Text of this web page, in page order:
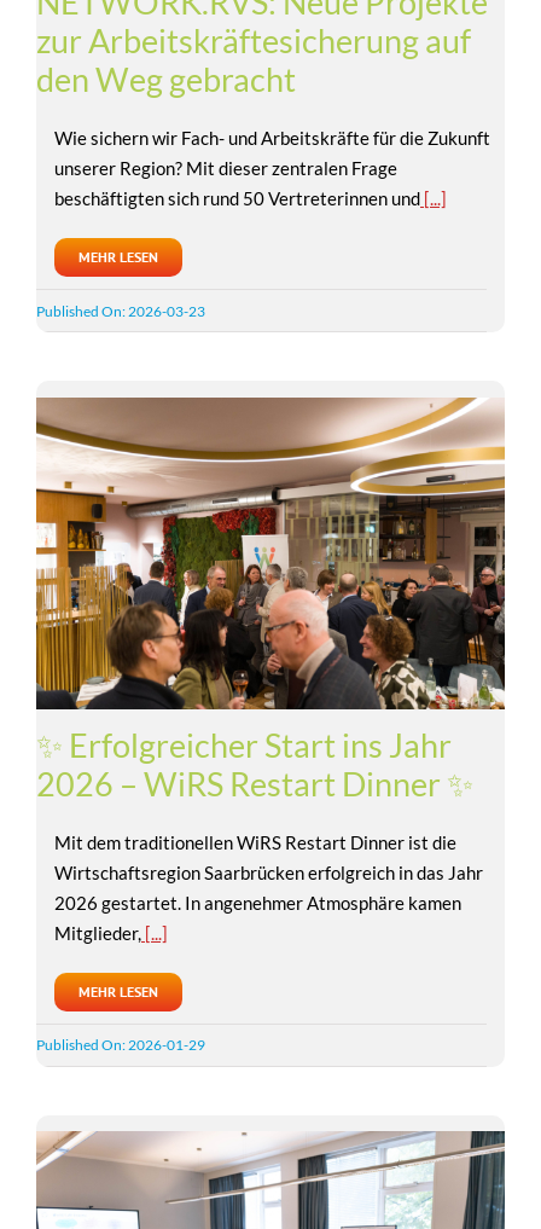
zur Arbeitskräftesicherung auf
den Weg gebracht
Wie sichern wir Fach- und Arbeitskräfte für die Zukunft
unserer Region? Mit dieser zentralen Frage
beschäftigten sich rund 50 Vertreterinnen und[...]
MEHR LESEN
Published On: 2026-03-23
✨ Erfolgreicher Start ins Jahr
2026 – WiRS Restart Dinner ✨
Mit dem traditionellen WiRS Restart Dinner ist die
Wirtschaftsregion Saarbrücken erfolgreich in das Jahr
2026 gestartet. In angenehmer Atmosphäre kamen
Mitglieder,[...]
MEHR LESEN
Published On: 2026-01-29